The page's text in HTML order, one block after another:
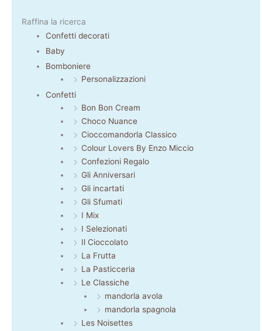
Raffina la ricerca
Confetti decorati
Baby
Bomboniere
Personalizzazioni
Confetti
Bon Bon Cream
Choco Nuance
Cioccomandorla Classico
Colour Lovers By Enzo Miccio
Confezioni Regalo
Gli Anniversari
Gli incartati
Gli Sfumati
I Mix
I Selezionati
Il Cioccolato
La Frutta
La Pasticceria
Le Classiche
mandorla avola
mandorla spagnola
Les Noisettes